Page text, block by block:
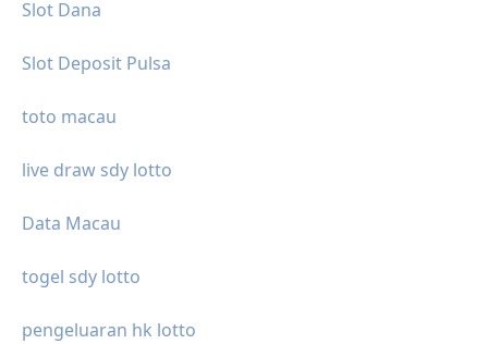
Slot Dana
Slot Deposit Pulsa
toto macau
live draw sdy lotto
Data Macau
togel sdy lotto
pengeluaran hk lotto